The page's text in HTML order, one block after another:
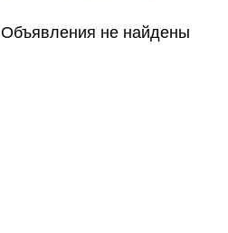
Объявления не найдены